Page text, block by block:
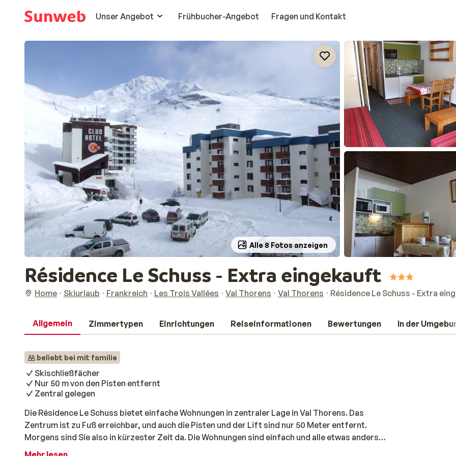
Unser Angebot
Frühbucher-Angebot Fragen und Kontakt
Alle 8 Fotos anzeigen
Résidence Le Schuss - Extra eingekauft
Home Skiurlaub Frankreich Les Trois Vallées Val Thorens Val Thorens Résidence Le Schuss - Extra
Allgemein Zimmertypen Einrichtungen Reiseinformationen Bewertungen In der
beliebt bei mit familie
Skischließfächer
Nur 50 m von den Pisten entfernt
Zentral gelegen
Die Résidence Le Schuss bietet einfache Wohnungen in zentraler Lage in Val Thorens. Das
Zentrum ist zu Fuß erreichbar, und auch die Pisten und der Lift sind nur 50 Meter entfernt.
Morgens sind Sie also in kürzester Zeit da. Die Wohnungen sind einfach und alle etwas anders
eingerichtet. Nach einem Tag voller Spaß im schönen Skigebiet ist es schön, die Gemütlichkeit